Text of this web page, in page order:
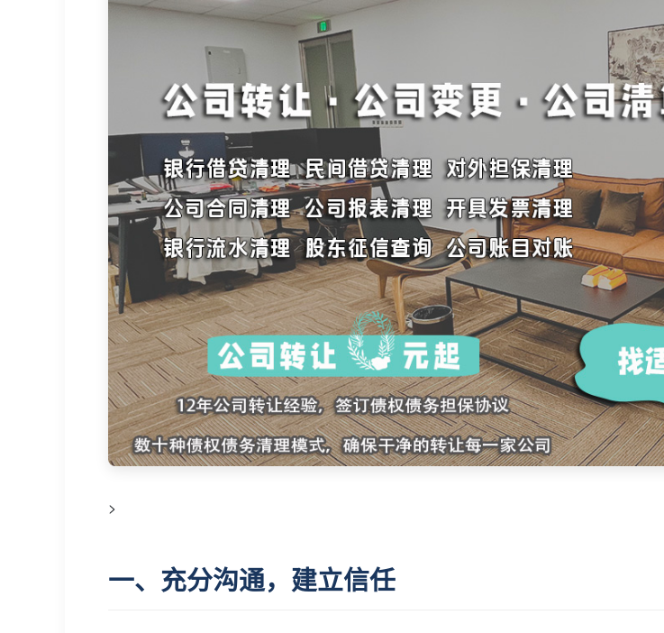
>
一、充分沟通，建立信任